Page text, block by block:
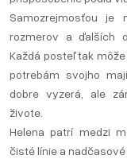
Samozrejmosťou je
rozmerov a ďalších
Každá posteľ tak
potrebám svojho
dobre vyzerá, ale
živote.
Helena patrí medzi
čisté línie a